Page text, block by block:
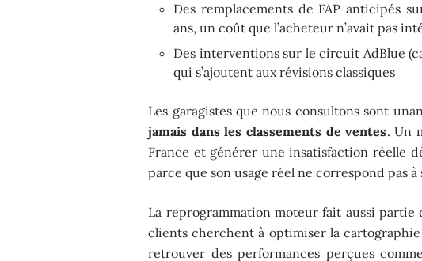
Des remplacements de FAP anticipés
ans, un coût que l’acheteur n’avait pas
Des interventions sur le circuit AdBlue
qui s’ajoutent aux révisions classiques
Les garagistes que nous consultons sont
jamais dans les classements de ventes. Un
France et générer une insatisfaction réelle
parce que son usage réel ne correspond pas
La reprogrammation moteur fait aussi partie
clients cherchent à optimiser la
retrouver des performances perçues